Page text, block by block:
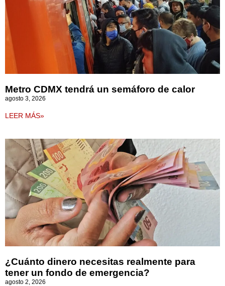
Metro CDMX tendrá un semáforo de calor
agosto 3, 2026
LEER MÁS»
¿Cuánto dinero necesitas realmente para
tener un fondo de emergencia?
agosto 2, 2026